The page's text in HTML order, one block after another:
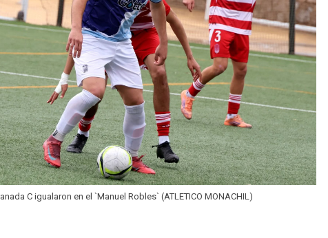
C igualaron en el `Manuel Robles` (ATLETICO MONACHIL)